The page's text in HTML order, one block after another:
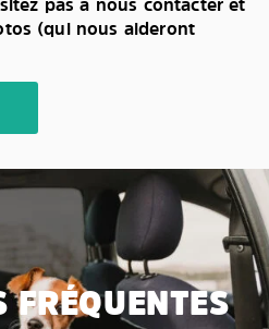
(qui nous aideront
FRÉQUENTES